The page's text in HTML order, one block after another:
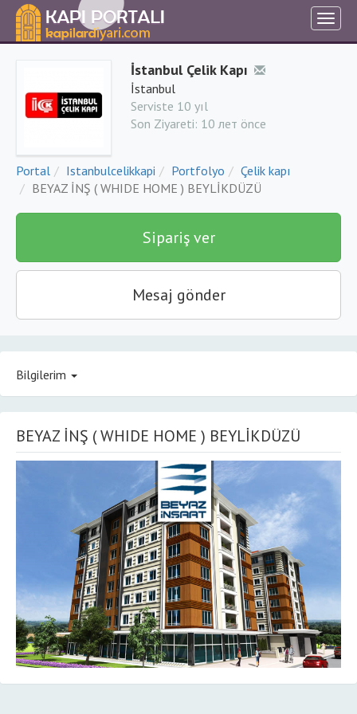
İstanbul Çelik Kapı
İstanbul
Serviste 10 yıl
Son Ziyareti: 10 лет önce
Portal Istanbulcelikkapi Portfolyo
Çelik kapı
BEYAZ İNŞ ( WHIDE HOME ) BEYLİKDÜZÜ
Sipariş ver
Mesaj gönder
Bilgilerim
BEYAZ İNŞ ( WHIDE HOME ) BEYLİKDÜZÜ